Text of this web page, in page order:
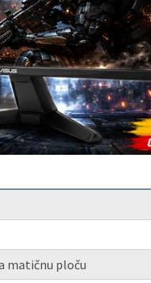
matičnu ploču